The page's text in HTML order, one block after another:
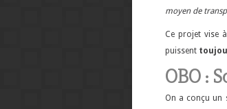
moyen de
Ce projet vise
puissent
OBO :
On a conçu un